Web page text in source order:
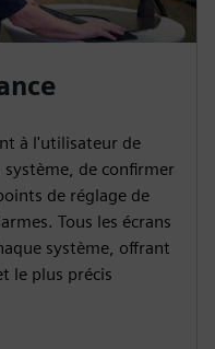
à l'utilisateur de
de confirmer
de réglage de
Tous les écrans
système, offrant
le plus précis